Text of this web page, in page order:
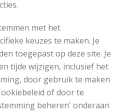
met het
keuzes te maken. Je
toegepast op deze site. Je
tijde wijzigen, inclusief het
door gebruik te maken
of door te
beheren' onderaan
BREIEN